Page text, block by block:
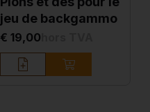
jeu de backgammo
€ 19,00